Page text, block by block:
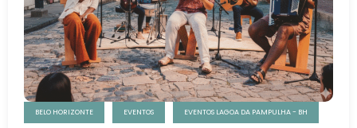
BELO HORIZONTE EVENTOS EVENTOS LAGOA DA PAMPULHA - BH